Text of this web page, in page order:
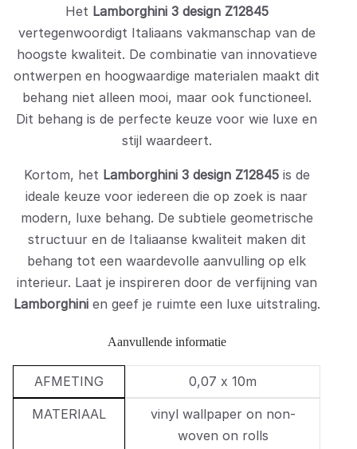
Het Lamborghini 3 design Z12845
vertegenwoordigt Italiaans vakmanschap van de
hoogste kwaliteit. De combinatie van innovatieve
ontwerpen en hoogwaardige materialen maakt dit
behang niet alleen mooi, maar ook functioneel.
Dit behang is de perfecte keuze voor wie luxe en
stijl waardeert.
Kortom, het Lamborghini 3 design Z12845is de
ideale keuze voor iedereen die op zoek is naar
modern, luxe behang. De subtiele geometrische
structuur en de Italiaanse kwaliteit maken dit
behang tot een waardevolle aanvulling op elk
interieur. Laat je inspireren door de verfijning van
Lamborghinien geef je ruimte een luxe uitstraling.
Aanvullende informatie
AFMETING 0,07 x 10m
MATERIAAL
vinyl wallpaper on non-
woven on rolls